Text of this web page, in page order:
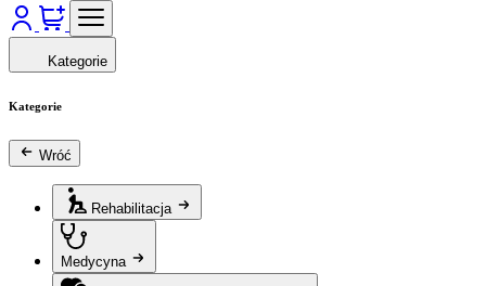
Kategorie
Kategorie
Wróć
Rehabilitacja
Medycyna